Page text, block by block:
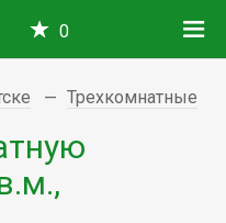
0
Трехкомнатные